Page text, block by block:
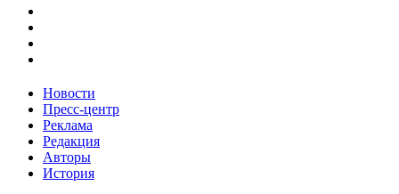
Новости
Пресс-центр
Реклама
Редакция
Авторы
История